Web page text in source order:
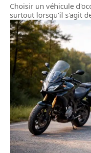
Choisir un véhicule
surtout lorsqu'il s'agit